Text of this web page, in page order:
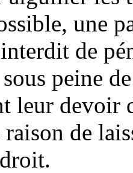
une
de
peine
leur devoir
raison de